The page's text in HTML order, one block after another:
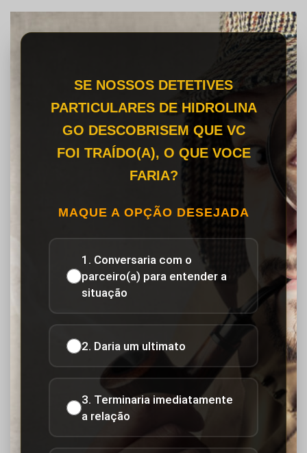
SE NOSSOS DETETIVES
PARTICULARES DE HIDROLINA
GO DESCOBRISEM QUE VC
FOI TRAÍDO(A), O QUE VOCE
FARIA?
MAQUE A OPÇÃO DESEJADA
1. Conversaria com o
parceiro(a) para entender a
situação
2. Daria um ultimato
3. Terminaria imediatamente
a relação